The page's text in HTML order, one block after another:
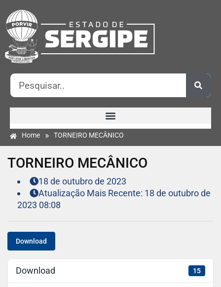
Home » TORNEIRO MECÂNICO
TORNEIRO MECÂNICO
18 de outubro de 2023
Atualização Mais Recente: 18 de outubro de
2023 08:08
Download
Download 15